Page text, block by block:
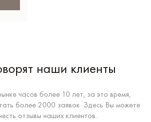
наши клиенты
часов более 10 лет, за это время,
более 2000 заявок. Здесь Вы можете
отзывы наших клиентов.